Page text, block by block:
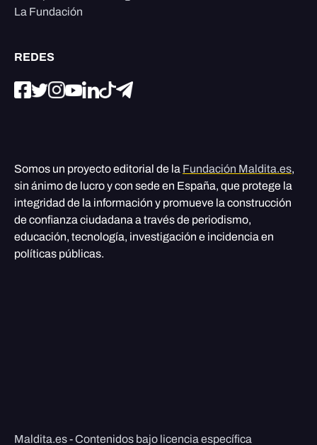
La Fundación
REDES
Somos un proyecto editorial de la Fundación Maldita.es,
sin ánimo de lucro y con sede en España, que protege la
integridad de la información y promueve la construcción
de confianza ciudadana a través de periodismo,
educación, tecnología, investigación e incidencia en
políticas públicas.
Maldita.es - Contenidos bajo licencia específica